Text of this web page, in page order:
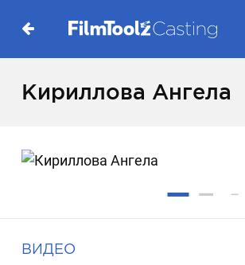
Кириллова Ангела
ВИДЕО